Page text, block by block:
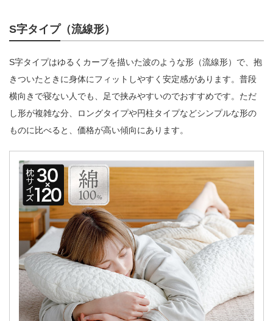
S字タイプ（流線形）
S字タイプはゆるくカーブを描いた波のような形（流線形）で、抱
きついたときに身体にフィットしやすく安定感があります。普段
横向きで寝ない人でも、足で挟みやすいのでおすすめです。ただ
し形が複雑な分、ロングタイプや円柱タイプなどシンプルな形の
ものに比べると、価格が高い傾向にあります。